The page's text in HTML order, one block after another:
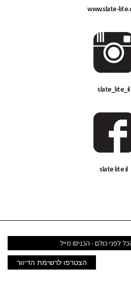
www.slate-
slate_lite_il
slate lite il
הצטרפו לרשימת הדיוור